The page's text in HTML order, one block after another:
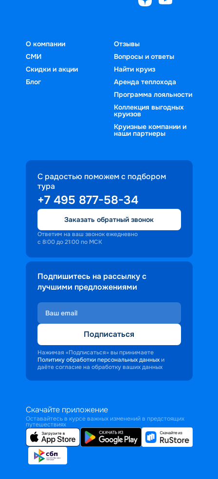
О компании
СМИ
Скидки и акции
Блог
Отзывы
Вопросы и ответы
Найти круиз
Аренда теплохода
Программа лояльности
Коллекция выгодных
круизов
Круизные компании и
наши партнеры
С радостью поможем с подбором
тура
+7 495 877-58-34
Заказать обратный звонок
Ответим на ваш звонок ежедневно
с 8:00 до 21:00 по МСК
Подпишитесь на рассылку с
лучшими предложениями
Подписаться
Нажимая «Подписаться» вы принимаете
Политику обработки персональных данных и
даёте согласие на обработку ваших данных
Скачайте приложение
Оставайтесь в курсе важных изменений в предстоящих
путешествиях